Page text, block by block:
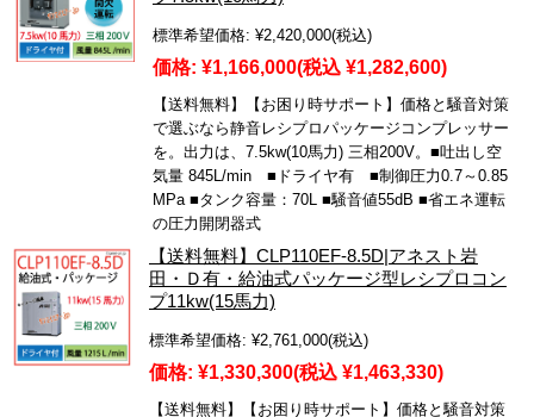
標準希望価格: ¥2,420,000(税込)
価格: ¥1,166,000(税込 ¥1,282,600)
【送料無料】【お困り時サポート】価格と騒音対策
で選ぶなら静音レシプロパッケージコンプレッサー
を。出力は、7.5kw(10馬力) 三相200V。■吐出し空
気量 845L/min ■ドライヤ有 ■制御圧力0.7～0.85
MPa ■タンク容量：70L ■騒音値55dB ■省エネ運転
の圧力開閉器式
【送料無料】CLP110EF-8.5D|アネスト岩
田・Ｄ有・給油式パッケージ型レシプロコン
プ11kw(15馬力)
標準希望価格: ¥2,761,000(税込)
価格: ¥1,330,300(税込 ¥1,463,330)
【送料無料】【お困り時サポート】価格と騒音対策